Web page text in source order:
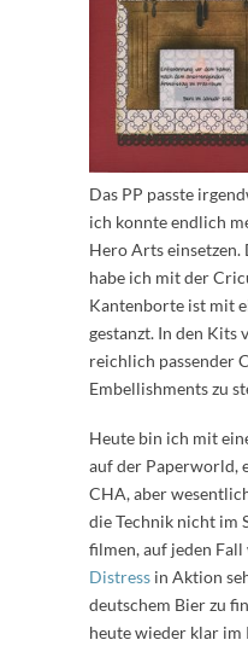
Das PP passte
ich konnte endlich
Hero Arts einsetzen.
habe ich mit der
Kantenborte ist mit
gestanzt. In den Kits
reichlich passender
Embellishments zu
Heute bin ich mit
auf der Paperworld,
CHA, aber
die Technik nicht im
filmen, auf jeden Fall
Distress in Aktion
deutschem Bier zu
heute wieder klar im